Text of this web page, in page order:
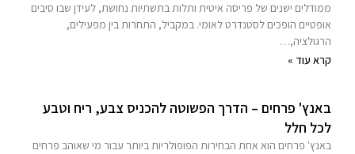
ממודלים ישנים של פריסה איטית ותלות בתשתיות נחושת, לעידן שבו סיבים
אופטיים הופכים לסטנדרט לאומי. במקביל, התחרות בין מפעילים,
הרגולציה,…
קרא עוד »
באנץ' פרחים – הדרך הפשוטה להכניס צבע, ריח וטבע
לכל חלל
באנץ' פרחים הוא אחת הבחירות הפופולריות ביותר עבור מי שאוהב פרחים